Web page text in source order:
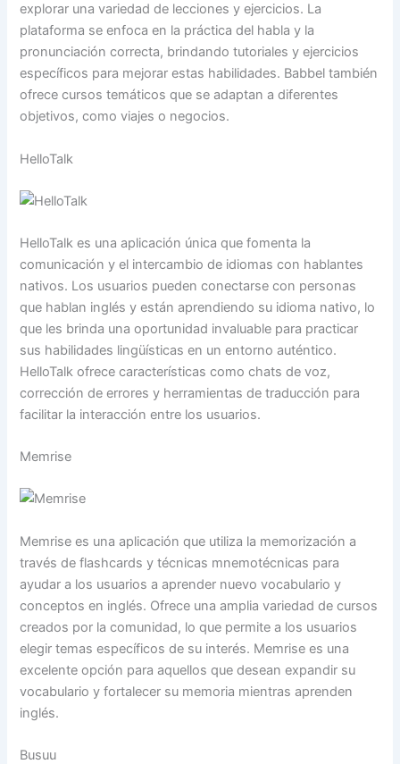
explorar una variedad de lecciones y ejercicios. La
plataforma se enfoca en la práctica del habla y la
pronunciación correcta, brindando tutoriales y ejercicios
específicos para mejorar estas habilidades. Babbel también
ofrece cursos temáticos que se adaptan a diferentes
objetivos, como viajes o negocios.
HelloTalk
HelloTalk es una aplicación única que fomenta la
comunicación y el intercambio de idiomas con hablantes
nativos. Los usuarios pueden conectarse con personas
que hablan inglés y están aprendiendo su idioma nativo, lo
que les brinda una oportunidad invaluable para practicar
sus habilidades lingüísticas en un entorno auténtico.
HelloTalk ofrece características como chats de voz,
corrección de errores y herramientas de traducción para
facilitar la interacción entre los usuarios.
Memrise
Memrise es una aplicación que utiliza la memorización a
través de flashcards y técnicas mnemotécnicas para
ayudar a los usuarios a aprender nuevo vocabulario y
conceptos en inglés. Ofrece una amplia variedad de cursos
creados por la comunidad, lo que permite a los usuarios
elegir temas específicos de su interés. Memrise es una
excelente opción para aquellos que desean expandir su
vocabulario y fortalecer su memoria mientras aprenden
inglés.
Busuu